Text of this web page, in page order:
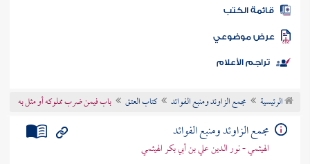
المكتبة
الكتب
موضوعي
تراجم الأعلام
الرئيسية مجمع الزاوئد ومنبع الفوائد كتاب العتق باب فيمن ضرب مملوكه أو مثل به
مجمع الزاوئد ومنبع الفوائد
الهيثمي - نور الدين علي بن أبي بكر الهيثمي